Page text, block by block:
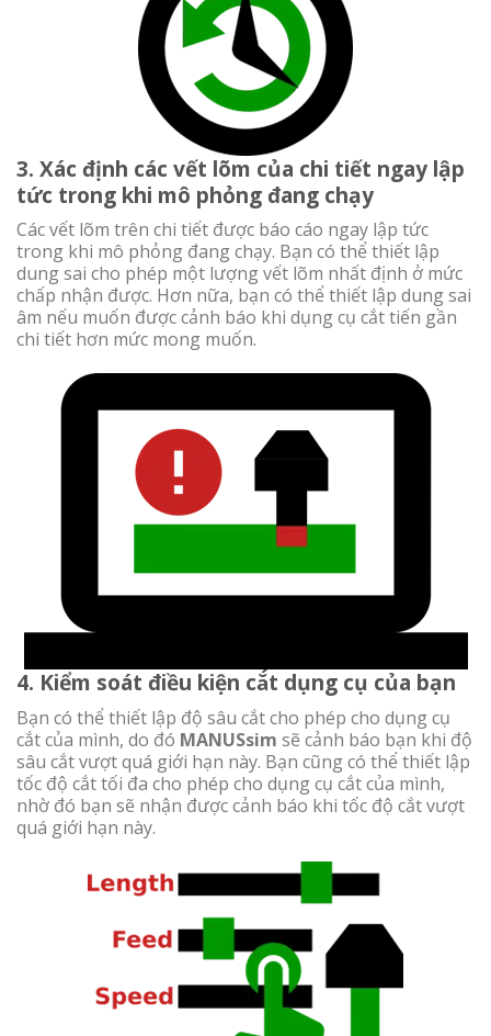
3. Xác định các vết lõm của chi tiết ngay lập
tức trong khi mô phỏng đang chạy
Các vết lõm trên chi tiết được báo cáo ngay lập tức
trong khi mô phỏng đang chạy. Bạn có thể thiết lập
dung sai cho phép một lượng vết lõm nhất định ở mức
chấp nhận được. Hơn nữa, bạn có thể thiết lập dung sai
âm nếu muốn được cảnh báo khi dụng cụ cắt tiến gần
chi tiết hơn mức mong muốn.
4. Kiểm soát điều kiện cắt dụng cụ của bạn
Bạn có thể thiết lập độ sâu cắt cho phép cho dụng cụ
cắt của mình, do đó MANUSsim sẽ cảnh báo bạn khi độ
sâu cắt vượt quá giới hạn này. Bạn cũng có thể thiết lập
tốc độ cắt tối đa cho phép cho dụng cụ cắt của mình,
nhờ đó bạn sẽ nhận được cảnh báo khi tốc độ cắt vượt
quá giới hạn này.